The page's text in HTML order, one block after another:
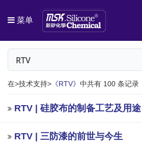
菜单
RTV
在>技术支持> 《RTV》 中共有 100 条记录
RTV | 硅胶布的制备工艺及用途
RTV | 三防漆的前世与今生